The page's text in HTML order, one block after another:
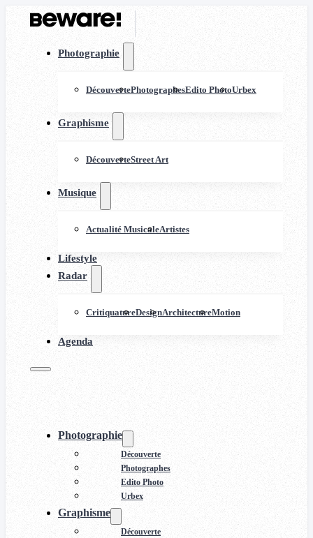
Photographie
DécouvertePhotographesEdito PhotoUrbex
Graphisme
DécouverteStreet Art
Musique
Actualité MusicaleArtistes
Lifestyle
Radar
CritiquatureDesignArchitectureMotion
Agenda
Photographie
Découverte
Photographes
Edito Photo
Urbex
Graphisme
Découverte